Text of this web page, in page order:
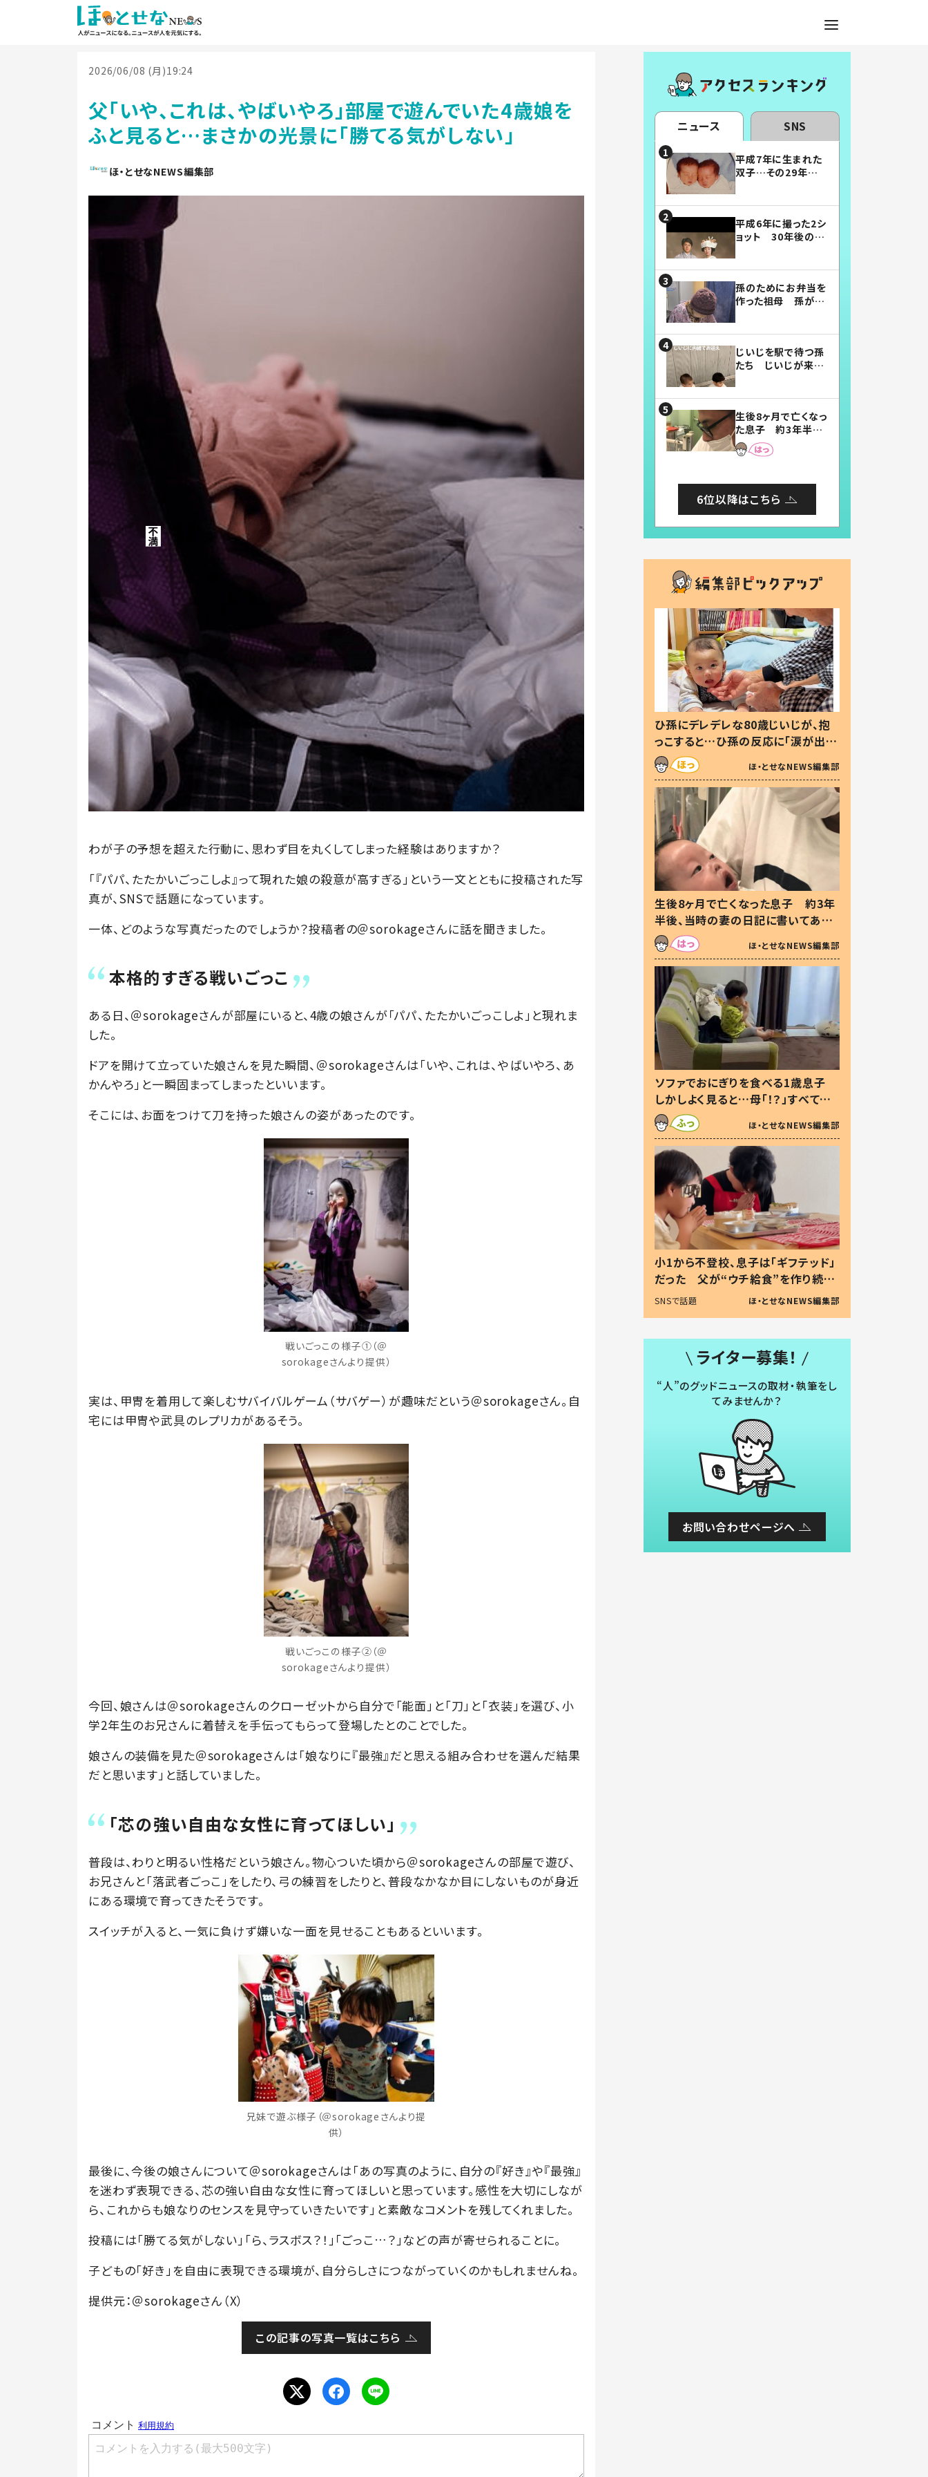
2026/06/08 (月)19:24
父「いや、これは、やばいやろ」部屋で遊んでいた4歳娘を
ふと見ると…まさかの光景に「勝てる気がしない」
ほ・とせなNEWS編集部
わが子の予想を超えた行動に、思わず目を丸くしてしまった経験はありますか？
「『パパ、たたかいごっこしよ』って現れた娘の殺意が高すぎる」という一文とともに投稿された写
真が、SNSで話題になっています。
一体、どのような写真だったのでしょうか？投稿者の＠sorokageさんに話を聞きました。
本格的すぎる戦いごっこ
ある日、＠sorokageさんが部屋にいると、4歳の娘さんが「パパ、たたかいごっこしよ」と現れま
した。
ドアを開けて立っていた娘さんを見た瞬間、＠sorokageさんは「いや、これは、やばいやろ、あ
かんやろ」と一瞬固まってしまったといいます。
そこには、お面をつけて刀を持った娘さんの姿があったのです。
戦いごっこの様子①（＠
sorokageさんより提供）
実は、甲冑を着用して楽しむサバイバルゲーム（サバゲー）が趣味だという＠sorokageさん。自
宅には甲冑や武具のレプリカがあるそう。
戦いごっこの様子②（＠
sorokageさんより提供）
今回、娘さんは＠sorokageさんのクローゼットから自分で「能面」と「刀」と「衣装」を選び、小
学2年生のお兄さんに着替えを手伝ってもらって登場したとのことでした。
娘さんの装備を見た＠sorokageさんは「娘なりに『最強』だと思える組み合わせを選んだ結果
だと思います」と話していました。
「芯の強い自由な女性に育ってほしい」
普段は、わりと明るい性格だという娘さん。物心ついた頃から＠sorokageさんの部屋で遊び、
お兄さんと「落武者ごっこ」をしたり、弓の練習をしたりと、普段なかなか目にしないものが身近
にある環境で育ってきたそうです。
スイッチが入ると、一気に負けず嫌いな一面を見せることもあるといいます。
兄妹で遊ぶ様子（＠sorokageさんより提
供）
最後に、今後の娘さんについて＠sorokageさんは「あの写真のように、自分の『好き』や『最強』
を迷わず表現できる、芯の強い自由な女性に育ってほしいと思っています。感性を大切にしなが
ら、これからも娘なりのセンスを見守っていきたいです」と素敵なコメントを残してくれました。
投稿には「勝てる気がしない」「ら、ラスボス？！」「ごっこ…？」などの声が寄せられることに。
子どもの「好き」を自由に表現できる環境が、自分らしさにつながっていくのかもしれませんね。
提供元：＠sorokageさん（X）
この記事の写真一覧はこちら
ニュース SNS
平成7年に生まれた
双子…その29年後
平成6年に撮った2シ
ョット 30年後の姿
孫のためにお弁当を
作った祖母 孫が絶
じいじを駅で待つ孫
たち じいじが来た
まらない」「幸せにな
れる」
生後8ヶ月で亡くなっ
た息子 約3年半
後、当時の妻の日記
に書いてあった本音
6位以降はこちら
ひ孫にデレデレな80歳じいじが、抱
っこすると…ひ孫の反応に「涙が出ま
した」「可愛くて仕方ない」
ほ・とせなNEWS編集部
生後8ヶ月で亡くなった息子 約3年
半後、当時の妻の日記に書いてあっ
た本音とは
ほ・とせなNEWS編集部
ソファでおにぎりを食べる1歳息子
しかしよく見ると…母「！？」すべてを
察した母の投稿に「可愛いから許
す！」「現行犯〜」
ほ・とせなNEWS編集部
小1から不登校、息子は「ギフテッド」
だった 父が“ウチ給食”を作り続け
る理由とは #令和の親 #令和の子
SNSで話題 ほ・とせなNEWS編集部
ライター募集！
“人”のグッドニュースの取材・執筆をし
てみませんか？
お問い合わせページへ